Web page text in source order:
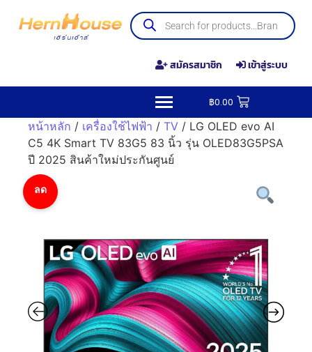
สมัครสมาชิก เข้าสู่ระบบ
฿0.00
หน้าหลัก / เครื่องใช้ไฟฟ้า / TV / LG OLED evo AI
C5 4K Smart TV 83G5 83 นิ้ว รุ่น OLED83G5PSA
ปี 2025 สินค้าใหม่ประกันศูนย์
ลด